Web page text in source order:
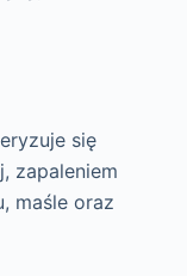
się
zapaleniem
maśle oraz